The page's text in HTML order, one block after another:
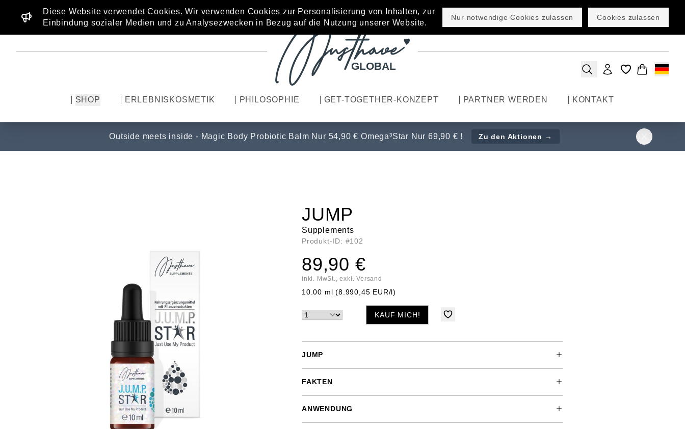
Diese Website verwendet Cookies. Wir verwenden Cookies zur Personalisierung von Inhalten, zur
Einbindung sozialer Medien und zu Analysezwecken in Bezug auf die Nutzung unserer Website.
Nur notwendige Cookies zulassen Cookies zulassen
GLOBAL
SHOP ERLEBNISKOSMETIK PHILOSOPHIE GET-TOGETHER-KONZEPT PARTNER WERDEN KONTAKT
Outside meets inside - Magic Body Probiotic Balm Nur 54,90 € Omega³Star Nur 69,90 € ! Zu den Aktionen →
JUMP
Supplements
Produkt-ID: #102
89,90 €
inkl. MwSt., exkl. Versand
10.00 ml (8.990,45 EUR/l)
KAUF MICH!
JUMP
FAKTEN
ANWENDUNG